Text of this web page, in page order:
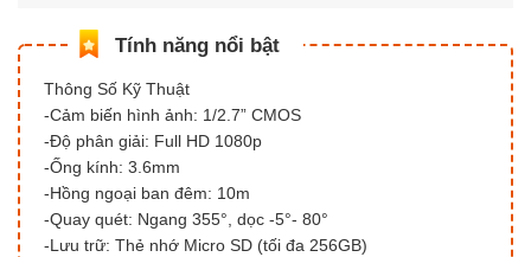
489,000 ₫.
Thông Số Kỹ Thuật
-Cảm biến hình ảnh: 1/2.7” CMOS
-Độ phân giải: Full HD 1080p
-Ống kính: 3.6mm
-Hồng ngoại ban đêm: 10m
-Quay quét: Ngang 355°, dọc -5°- 80°
-Lưu trữ: Thẻ nhớ Micro SD (tối đa 256GB)